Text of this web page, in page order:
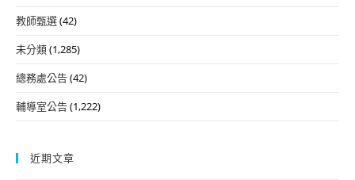
教師甄選(42)
未分類(1,285)
總務處公告(42)
輔導室公告(1,222)
近期文章